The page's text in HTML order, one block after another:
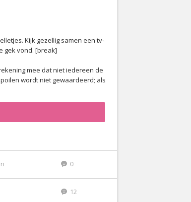
Kijk gezellig samen een tv-
gek vond. [break]
mee dat niet iedereen de
wordt niet gewaardeerd; als
0
12